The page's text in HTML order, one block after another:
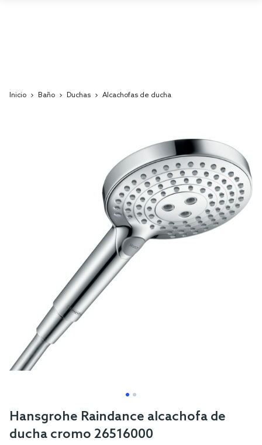
Inicio Baño Duchas Alcachofas de ducha
Skip
to
Hansgrohe Raindance alcachofa de
ducha cromo 26516000